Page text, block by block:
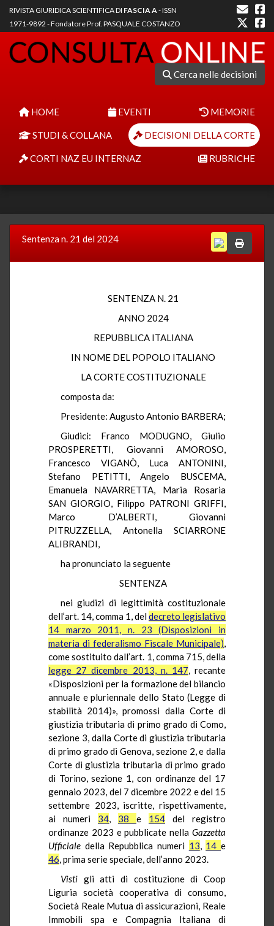
RIVISTA GIURIDICA SCIENTIFICA DI FASCIA A- ISSN
1971-9892 - Fondatore Prof. PASQUALE COSTANZO
Cerca nelle decisioni
HOME EVENTI MEMORIE
STUDI & COLLANA DECISIONI DELLA CORTE
CORTI NAZ EU INTERNAZ RUBRICHE
Sentenza n. 21 del 2024
SENTENZA N. 21
ANNO 2024
REPUBBLICA ITALIANA
IN NOME DEL POPOLO ITALIANO
LA CORTE COSTITUZIONALE
composta da:
Presidente: Augusto Antonio BARBERA;
Giudici: Franco MODUGNO, Giulio
PROSPERETTI, Giovanni AMOROSO,
Francesco VIGANÒ, Luca ANTONINI,
Stefano PETITTI, Angelo BUSCEMA,
Emanuela NAVARRETTA, Maria Rosaria
SAN GIORGIO, Filippo PATRONI GRIFFI,
Marco D’ALBERTI, Giovanni
PITRUZZELLA, Antonella SCIARRONE
ALIBRANDI,
ha pronunciato la seguente
SENTENZA
nei giudizi di legittimità costituzionale
dell’art. 14, comma 1, deldecreto legislativo
14 marzo 2011, n. 23 (Disposizioni in
materia di federalismo Fiscale Municipale),
come sostituito dall’art. 1, comma 715, della
legge 27 dicembre 2013, n. 147, recante
«Disposizioni per la formazione del bilancio
annuale e pluriennale dello Stato (Legge di
stabilità 2014)», promossi dalla Corte di
giustizia tributaria di primo grado di Como,
sezione 3, dalla Corte di giustizia tributaria
di primo grado di Genova, sezione 2, e dalla
Corte di giustizia tributaria di primo grado
di Torino, sezione 1, con ordinanze del 17
gennaio 2023, del 7 dicembre 2022 e del 15
settembre 2023, iscritte, rispettivamente,
ai numeri 34, 38 e 154 del registro
ordinanze 2023 e pubblicate nella Gazzetta
Ufficiale della Repubblica numeri 13, 14e
46, prima serie speciale, dell’anno 2023.
Visti gli atti di costituzione di Coop
Liguria società cooperativa di consumo,
Società Reale Mutua di assicurazioni, Reale
Immobili spa e Compagnia Italiana di